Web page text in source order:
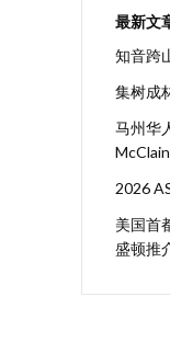
最新文
知音跨
集树成
马州华
2026
美国首
盛顿推